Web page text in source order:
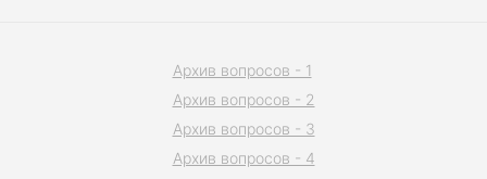
Архив вопросов - 1
Архив вопросов - 2
Архив вопросов - 3
Архив вопросов - 4